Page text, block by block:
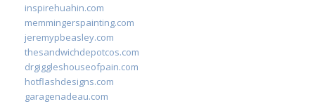
inspirehuahin.com
memmingerspainting.com
jeremypbeasley.com
thesandwichdepotcos.com
drgiggleshouseofpain.com
hotflashdesigns.com
garagenadeau.com